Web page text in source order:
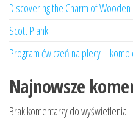
Discovering the Charm of
Scott Plank
Program ćwiczeń na plecy –
Najnowsze
Brak komentarzy do wyświetlenia.